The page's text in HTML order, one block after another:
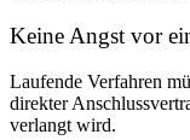
Keine Angst vor
Laufende Verfahren
direkter
verlangt wird.